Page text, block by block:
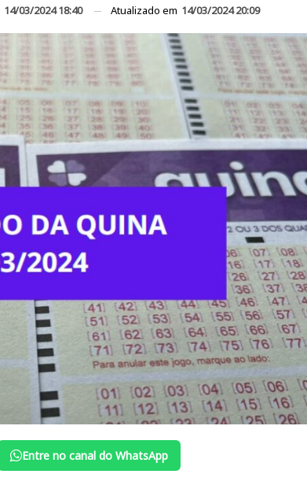
14/03/2024 18:40 Atualizado em 14/03/2024 20:09
Entre no canal do WhatsApp